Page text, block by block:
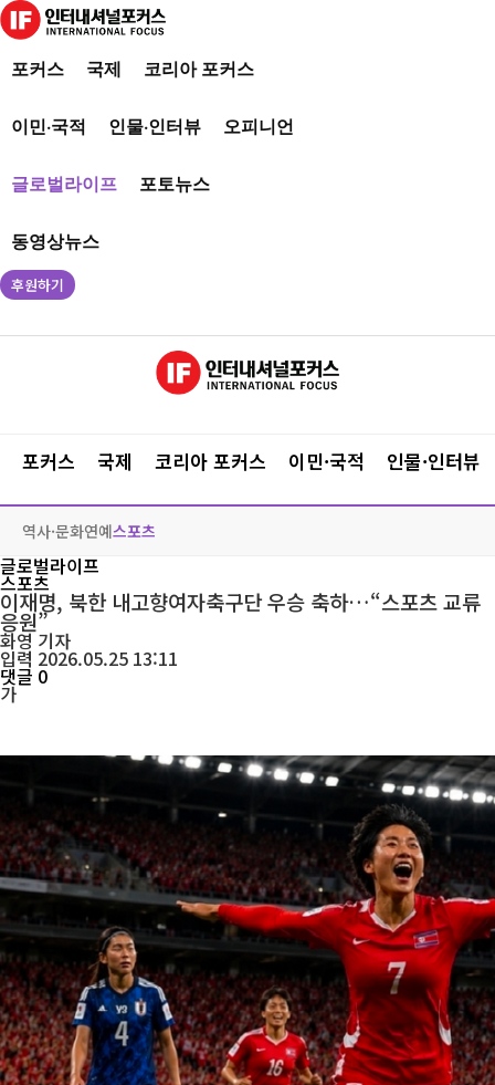
포커스 국제 코리아 포커스
이민·국적 인물·인터뷰 오피니언
글로벌라이프 포토뉴스
동영상뉴스
후원하기
포커스 국제 코리아 포커스 이민·국적 인물·인터뷰
역사·문화연예스포츠
글로벌라이프
스포츠
이재명, 북한 내고향여자축구단 우승 축하…“스포츠 교류
응원”
화영기자
입력 2026.05.25 13:11
댓글 0
가